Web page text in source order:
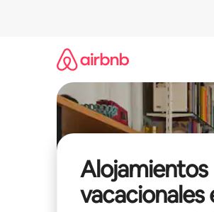
Alojamientos
vacacionales